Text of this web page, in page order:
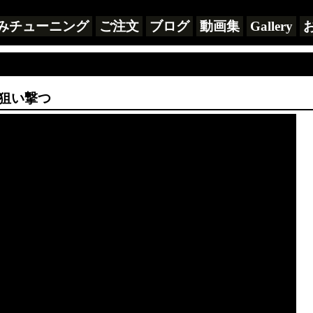
チューニング ご注文 ブログ 動画集 Gallery
い撃つ